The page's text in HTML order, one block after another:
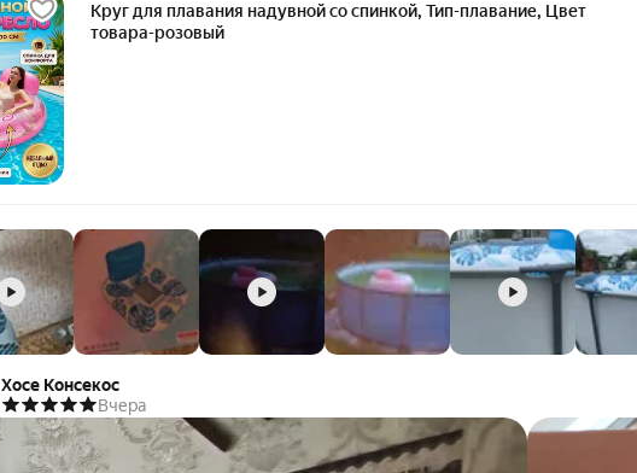
Круг для плавания надувной со спинкой, Тип-плавание, Цвет
товара-розовый
Хосе Консекос
Вчера